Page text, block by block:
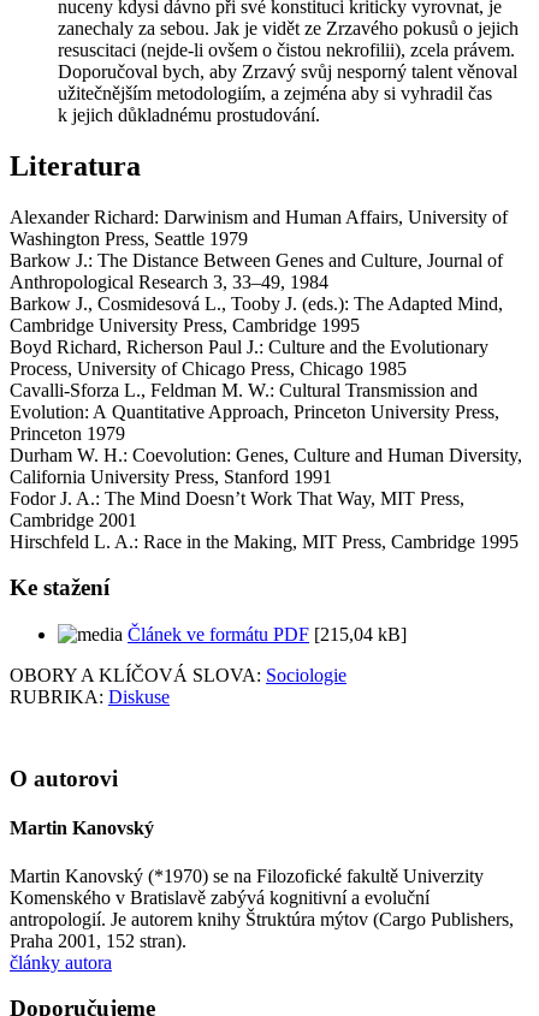
nuceny kdysi dávno při své konstituci kriticky vyrovnat, je
zanechaly za sebou. Jak je vidět ze Zrzavého pokusů o jejich
resuscitaci (nejde-li ovšem o čistou nekrofilii), zcela právem.
Doporučoval bych, aby Zrzavý svůj nesporný talent věnoval
užitečnějším metodologiím, a zejména aby si vyhradil čas
k jejich důkladnému prostudování.
Literatura
Alexander Richard: Darwinism and Human Affairs, University of
Washington Press, Seattle 1979
Barkow J.: The Distance Between Genes and Culture, Journal of
Anthropological Research 3, 33–49, 1984
Barkow J., Cosmidesová L., Tooby J. (eds.): The Adapted Mind,
Cambridge University Press, Cambridge 1995
Boyd Richard, Richerson Paul J.: Culture and the Evolutionary
Process, University of Chicago Press, Chicago 1985
Cavalli-Sforza L., Feldman M. W.: Cultural Transmission and
Evolution: A Quantitative Approach, Princeton University Press,
Princeton 1979
Durham W. H.: Coevolution: Genes, Culture and Human Diversity,
California University Press, Stanford 1991
Fodor J. A.: The Mind Doesn’t Work That Way, MIT Press,
Cambridge 2001
Hirschfeld L. A.: Race in the Making, MIT Press, Cambridge 1995
Ke stažení
Článek ve formátu PDF [215,04 kB]
OBORY A KLÍČOVÁ SLOVA: Sociologie
RUBRIKA: Diskuse
O autorovi
Martin Kanovský
Martin Kanovský (*1970) se na Filozofické fakultě Univerzity
Komenského v Bratislavě zabývá kognitivní a evoluční
antropologií. Je autorem knihy Štruktúra mýtov (Cargo Publishers,
Praha 2001, 152 stran).
články autora
Doporučujeme